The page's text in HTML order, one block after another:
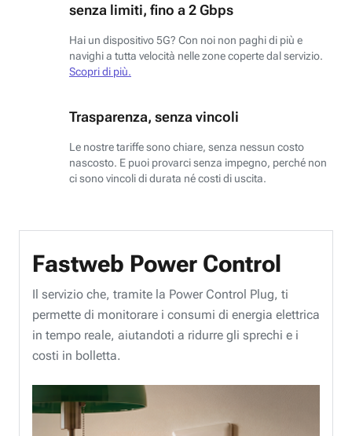
senza limiti, fino a 2 Gbps
Hai un dispositivo 5G? Con noi non paghi di più e
navighi a tutta velocità nelle zone coperte dal servizio.
Scopri di più.
Trasparenza, senza vincoli
Le nostre tariffe sono chiare, senza nessun costo
nascosto. E puoi provarci senza impegno, perché non
ci sono vincoli di durata né costi di uscita.
Fastweb Power Control
Il servizio che, tramite la Power Control Plug, ti
permette di monitorare i consumi di energia elettrica
in tempo reale, aiutandoti a ridurre gli sprechi e i
costi in bolletta.